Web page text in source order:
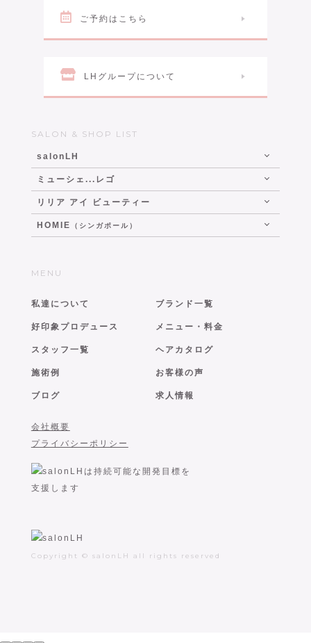
ご予約はこちら
LHグループについて
SALON & SHOP LIST
salonLH
ミューシェ...レゴ
リリア アイ ビューティー
HOMIE （シンガポール）
Copyright © salonLH all rights reserved
MENU
私達について ブランド一覧
好印象プロデュース メニュー・料金
スタッフ一覧 ヘアカタログ
施術例 お客様の声
ブログ 求人情報
会社概要
プライバシーポリシー